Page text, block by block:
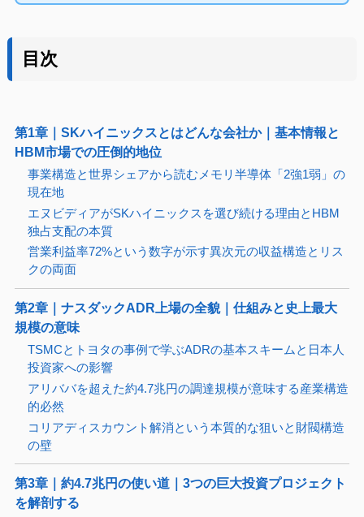
目次
第1章｜SKハイニックスとはどんな会社か｜基本情報と
HBM市場での圧倒的地位
事業構造と世界シェアから読むメモリ半導体「2強1弱」の
現在地
エヌビディアがSKハイニックスを選び続ける理由とHBM
独占支配の本質
営業利益率72%という数字が示す異次元の収益構造とリス
クの両面
第2章｜ナスダックADR上場の全貌｜仕組みと史上最大
規模の意味
TSMCとトヨタの事例で学ぶADRの基本スキームと日本人
投資家への影響
アリババを超えた約4.7兆円の調達規模が意味する産業構造
的必然
コリアディスカウント解消という本質的な狙いと財閥構造
の壁
第3章｜約4.7兆円の使い道｜3つの巨大投資プロジェクト
を解剖する